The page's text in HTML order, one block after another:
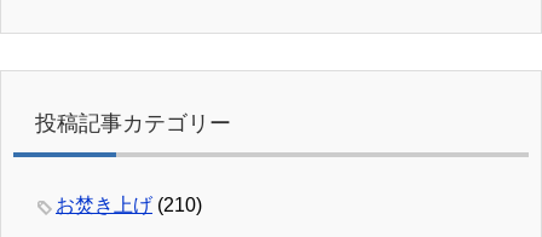
投稿記事カテゴリー
お焚き上げ (210)